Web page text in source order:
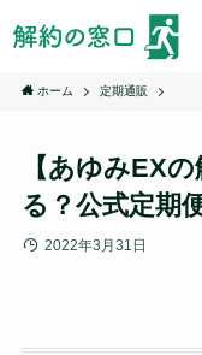
ホーム 定期通販
【あゆみEX
る？公式定期
2022年3月31日